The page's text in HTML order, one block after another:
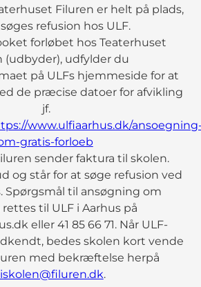
Filuren er helt på plads,
refusion hos ULF.
forløbet hos Teaterhuset
(udbyder), udfylder du
på ULFs hjemmeside for at
de præcise datoer for afvikling
jf.
www.ulfiaarhus.dk/
gratis-forloeb
sender faktura til skolen.
og står for at søge refusion ved
Spørgsmål til ansøgning om
til ULF i Aarhus på
eller 41 85 66 71. Når ULF-
bedes skolen kort vende
med bekræftelse herpå
iskolen@filuren.dk.